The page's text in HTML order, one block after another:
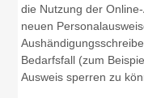
die Nutzung der
neuen
Bedarfsfall (zum
Ausweis sperren zu